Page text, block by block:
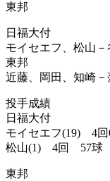
東邦
日福大付
モイセエフ、松山－
東邦
近藤、岡田、知崎－
投手成績
日福大付
モイセエフ(19) 4
松山(1) 4回 57
東邦